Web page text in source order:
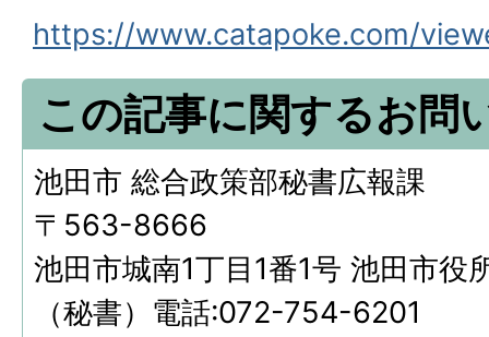
https://www.catapoke.com/
この記事に関するお問
池田市 総合政策部秘書広報課
〒563-8666
池田市城南1丁目1番1号 池田市役
（秘書）電話:072-754-6201